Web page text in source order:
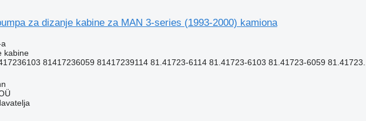
za dizanje kabine za MAN 3-series (1993-2000) kamiona
kabine
81417236059 81417239114 81.41723-6114 81.41723-6103 81.41723-6059 81.41723...